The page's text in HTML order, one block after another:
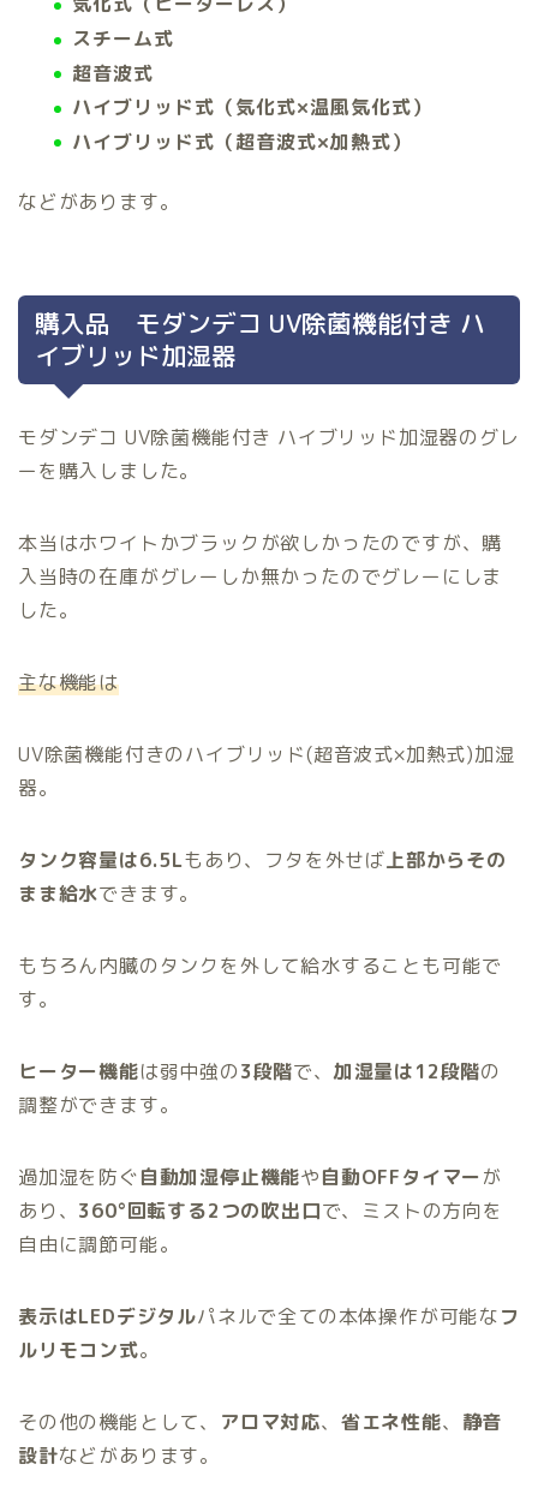
スチーム式
超音波式
ハイブリッド式（気化式×温風気化式）
ハイブリッド式（超音波式×加熱式）
などがあります。
購入品 モダンデコ UV除菌機能付き ハ
イブリッド加湿器
モダンデコ UV除菌機能付き ハイブリッド加湿器のグレ
ーを購入しました。
本当はホワイトかブラックが欲しかったのですが、購
入当時の在庫がグレーしか無かったのでグレーにしま
した。
主な機能は
UV除菌機能付きのハイブリッド(超音波式×加熱式)加湿
器。
タンク容量は6.5Lもあり、フタを外せば上部からその
まま給水できます。
もちろん内臓のタンクを外して給水することも可能で
す。
ヒーター機能は弱中強の3段階で、加湿量は12段階の
調整ができます。
過加湿を防ぐ自動加湿停止機能や自動OFFタイマー が
あり、 360°回転する2つの吹出口で、ミストの方向を
自由に調節可能。
表示はLEDデジタルパネルで全ての本体操作が可能なフ
ルリモコン式。
その他の機能として、 アロマ対応、 省エネ性能、 静音
設計などがあります。